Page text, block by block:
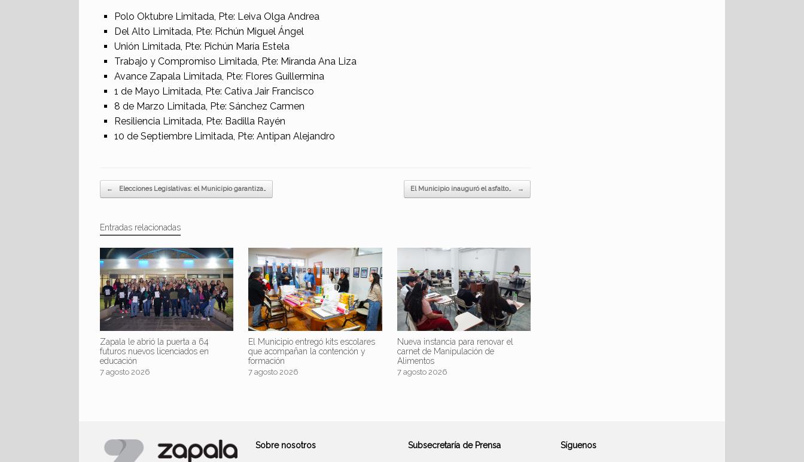
Polo Oktubre Limitada, Pte: Leiva Olga Andrea
Del Alto Limitada, Pte: Pichún Miguel Ángel
Unión Limitada, Pte: Pichún María Estela
Trabajo y Compromiso Limitada, Pte: Miranda Ana Liza
Avance Zapala Limitada, Pte: Flores Guillermina
1 de Mayo Limitada, Pte: Cativa Jair Francisco
8 de Marzo Limitada, Pte: Sánchez Carmen
Resiliencia Limitada, Pte: Badilla Rayén
10 de Septiembre Limitada, Pte: Antipan Alejandro
Navegador de artículos
← Elecciones Legislativas: el Municipio garantiza… El Municipio inauguró el asfalto… →
Entradas relacionadas
Zapala le abrió la puerta a 64
futuros nuevos licenciados en
educación
7 agosto 2026
El Municipio entregó kits escolares
que acompañan la contención y
formación
7 agosto 2026
Nueva instancia para renovar el
carnet de Manipulación de
Alimentos
7 agosto 2026
Sobre nosotros Subsecretaría de Prensa Síguenos